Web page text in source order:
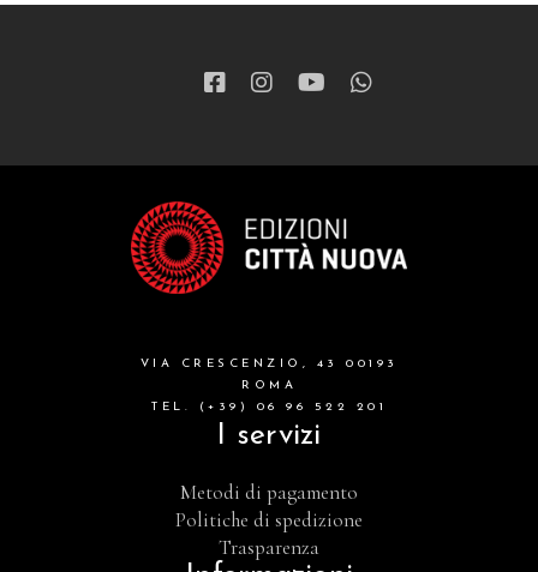
VIA CRESCENZIO, 43 00193
ROMA
TEL. (+39) 06 96 522 201
I servizi
Metodi di pagamento
Politiche di spedizione
Trasparenza